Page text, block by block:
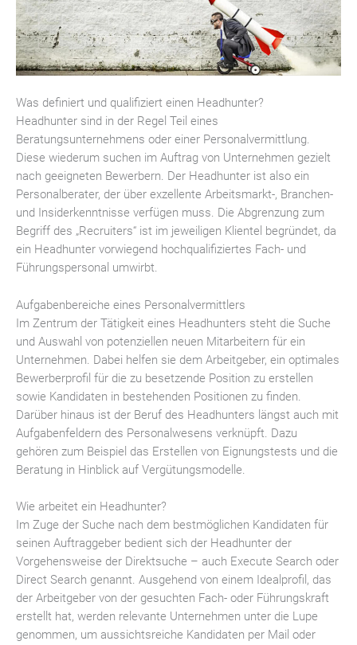
Was definiert und qualifiziert einen Headhunter?
Headhunter sind in der Regel Teil eines
Beratungsunternehmens oder einer Personalvermittlung.
Diese wiederum suchen im Auftrag von Unternehmen gezielt
nach geeigneten Bewerbern. Der Headhunter ist also ein
Personalberater, der über exzellente Arbeitsmarkt-, Branchen-
und Insiderkenntnisse verfügen muss. Die Abgrenzung zum
Begriff des „Recruiters“ ist im jeweiligen Klientel begründet, da
ein Headhunter vorwiegend hochqualifiziertes Fach- und
Führungspersonal umwirbt.
Aufgabenbereiche eines Personalvermittlers
Im Zentrum der Tätigkeit eines Headhunters steht die Suche
und Auswahl von potenziellen neuen Mitarbeitern für ein
Unternehmen. Dabei helfen sie dem Arbeitgeber, ein optimales
Bewerberprofil für die zu besetzende Position zu erstellen
sowie Kandidaten in bestehenden Positionen zu finden.
Darüber hinaus ist der Beruf des Headhunters längst auch mit
Aufgabenfeldern des Personalwesens verknüpft. Dazu
gehören zum Beispiel das Erstellen von Eignungstests und die
Beratung in Hinblick auf Vergütungsmodelle.
Wie arbeitet ein Headhunter?
Im Zuge der Suche nach dem bestmöglichen Kandidaten für
seinen Auftraggeber bedient sich der Headhunter der
Vorgehensweise der Direktsuche – auch Execute Search oder
Direct Search genannt. Ausgehend von einem Idealprofil, das
der Arbeitgeber von der gesuchten Fach- oder Führungskraft
erstellt hat, werden relevante Unternehmen unter die Lupe
genommen, um aussichtsreiche Kandidaten per Mail oder